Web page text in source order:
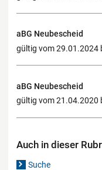
aBG Neubescheid
gültig vom 29.01.2024
aBG Neubescheid
gültig vom 21.04.2020
Auch in dieser
Suche